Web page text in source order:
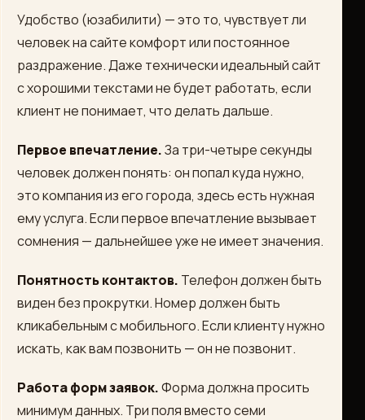
Удобство (юзабилити) — это то, чувствует ли
человек на сайте комфорт или постоянное
раздражение. Даже технически идеальный сайт
с хорошими текстами не будет работать, если
клиент не понимает, что делать дальше.
Первое впечатление.За три-четыре секунды
человек должен понять: он попал куда нужно,
это компания из его города, здесь есть нужная
ему услуга. Если первое впечатление вызывает
сомнения — дальнейшее уже не имеет значения.
Понятность контактов. Телефон должен быть
виден без прокрутки. Номер должен быть
кликабельным с мобильного. Если клиенту нужно
искать, как вам позвонить — он не позвонит.
Работа форм заявок.Форма должна просить
минимум данных. Три поля вместо семи